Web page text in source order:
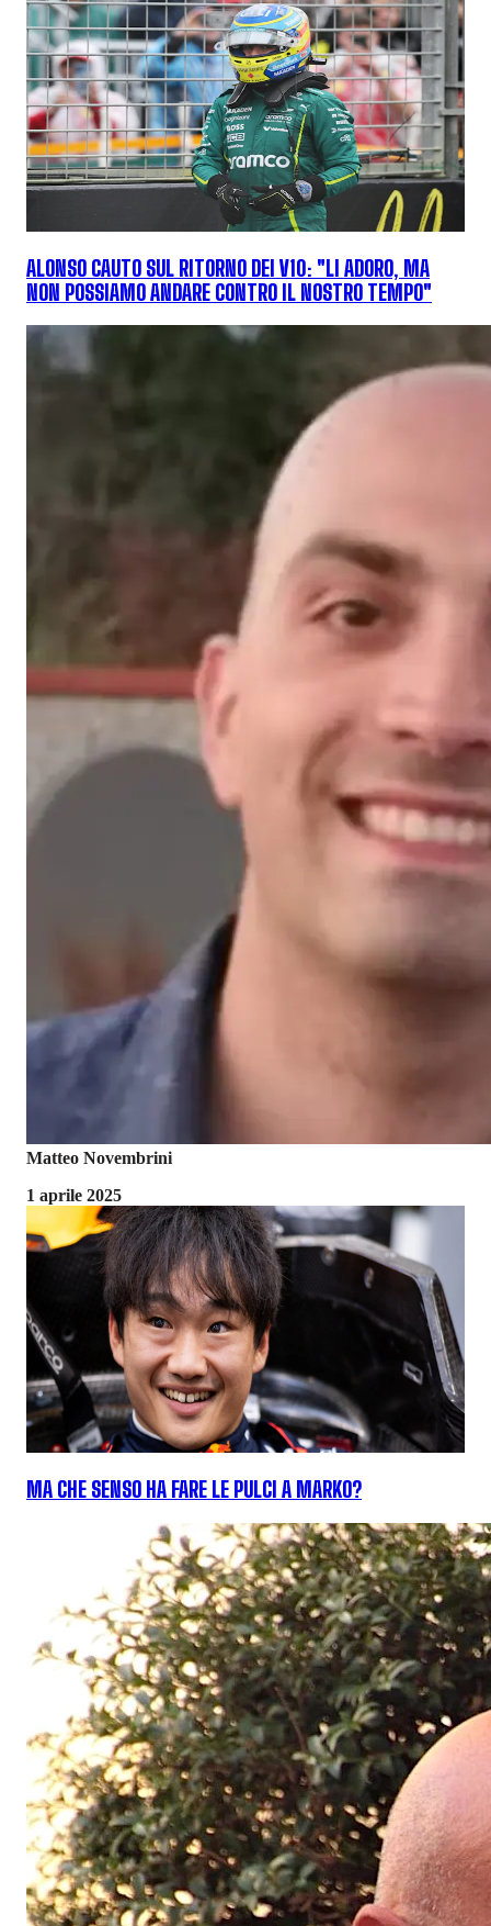
ALONSO CAUTO SUL RITORNO DEI V10: "LI ADORO, MA
NON POSSIAMO ANDARE CONTRO IL NOSTRO TEMPO"
Matteo Novembrini
1 aprile 2025
MA CHE SENSO HA FARE LE PULCI A MARKO?